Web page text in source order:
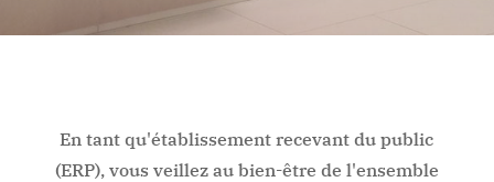
En tant qu'établissement recevant du public
(ERP), vous veillez au bien-être de l'ensemble